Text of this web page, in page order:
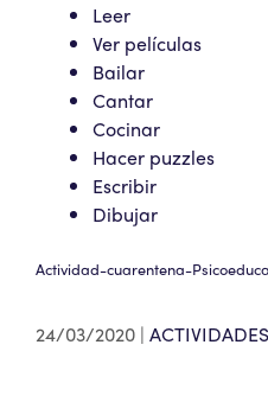
Leer
Ver películas
Bailar
Cantar
Cocinar
Hacer puzzles
Escribir
Dibujar
Actividad-cuarentena-
24/03/2020 ACTIVIDADES